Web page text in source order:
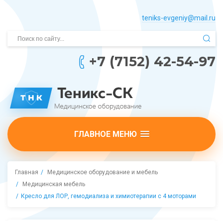
teniks-evgeniy@mail.­ru
+7 (7152) 42-54-97
ГЛАВНОЕ МЕНЮ
Главная
Медицинское оборудование и мебель
Медицинская мебель
Кресло для ЛОР, гемодиализа и химиотерапии с 4 моторами